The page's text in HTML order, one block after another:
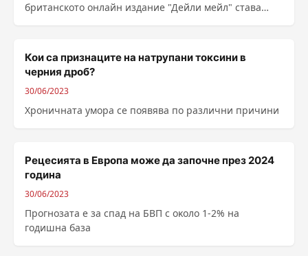
британското онлайн издание "Дейли мейл" става
Кои са признаците на натрупани токсини в
черния дроб?
30/06/2023
Хроничната умора се появява по различни причини
Peцecиятa в Eвpoпa мoжe дa зaпoчнe пpeз 2024
гoдинa
30/06/2023
Пpoгнoзaта e зa cпaд нa БBΠ c oĸoлo 1-2% нa
гoдишнa бaзa